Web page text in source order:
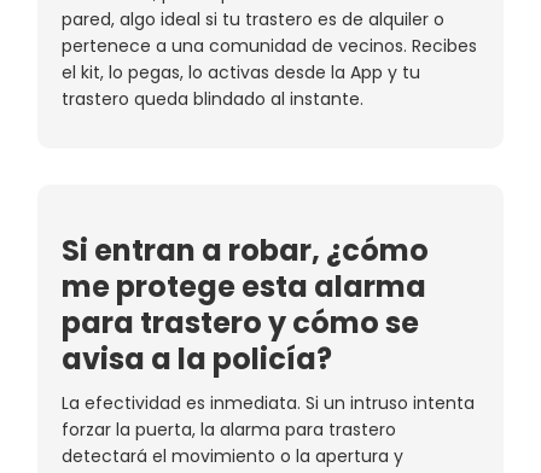
pared, algo ideal si tu trastero es de alquiler o
pertenece a una comunidad de vecinos. Recibes
el kit, lo pegas, lo activas desde la App y tu
trastero queda blindado al instante.
Si entran a robar, ¿cómo
me protege esta alarma
para trastero y cómo se
avisa a la policía?
La efectividad es inmediata. Si un intruso intenta
forzar la puerta, la alarma para trastero
detectará el movimiento o la apertura y